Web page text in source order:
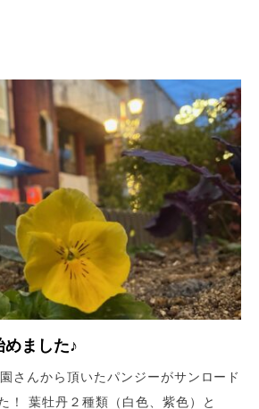
ました♪
さんから頂いたパンジーがサンロード
！ 葉牡丹２種類（白色、紫色）と